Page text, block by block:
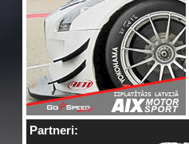
Partneri: